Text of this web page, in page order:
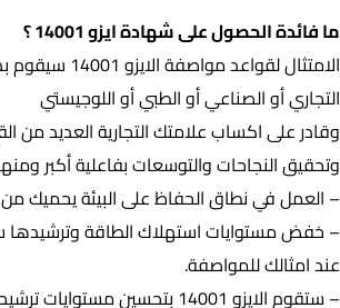
ما فائدة الحصول على شهادة ايزو 14001 ؟
الامتثال لقواعد
التجاري أو الصناعي أو الطبي أو اللوجيستي
وقادر على اكساب علامتك التجارية العديد من
وتحقيق النجاحات والتوسعات بفاعلية أكبر
– العمل في نطاق الحفاظ على البيئة يحميك من
– خفض مستوايات استهلاك الطاقة
عند امثالك للمواصفة.
– ستقوم الايزو 14001 بتحسين